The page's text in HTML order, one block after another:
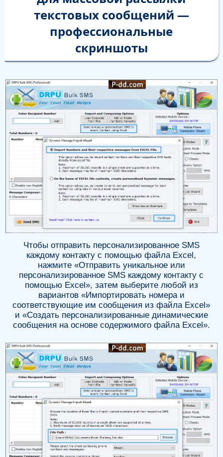
текстовых сообщений —
профессиональные
скриншоты
Чтобы отправить персонализированное SMS
каждому контакту с помощью файла Excel,
нажмите «Отправить уникальное или
персонализированное SMS каждому контакту с
помощью Excel», затем выберите любой из
вариантов «Импортировать номера и
соответствующие им сообщения из файла Excel»
и «Создать персонализированные динамические
сообщения на основе содержимого файла Excel».